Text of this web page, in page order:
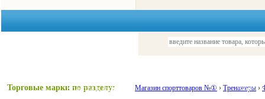
Красота и здоровье Акции и
Торговые марки по разделу: Магазин спорттоваров №① › Тренажеры ›